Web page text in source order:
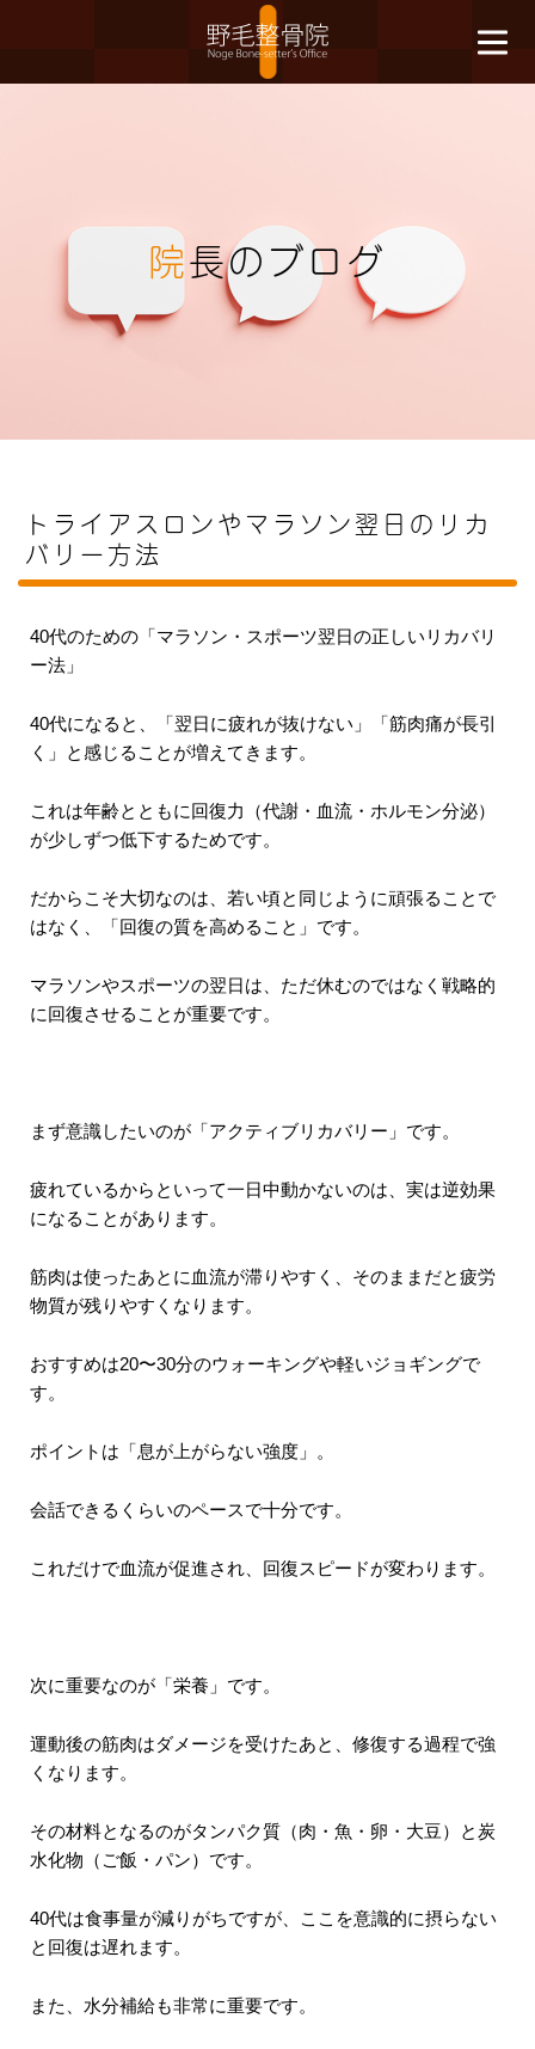
院長のブログ
トライアスロンやマラソン翌日のリカ
バリー方法
40代のための「マラソン・スポーツ翌日の正しいリカバリ
ー法」
40代になると、「翌日に疲れが抜けない」「筋肉痛が長引
く」と感じることが増えてきます。
これは年齢とともに回復力（代謝・血流・ホルモン分泌）
が少しずつ低下するためです。
だからこそ大切なのは、若い頃と同じように頑張ることで
はなく、「回復の質を高めること」です。
マラソンやスポーツの翌日は、ただ休むのではなく戦略的
に回復させることが重要です。
まず意識したいのが「アクティブリカバリー」です。
疲れているからといって一日中動かないのは、実は逆効果
になることがあります。
筋肉は使ったあとに血流が滞りやすく、そのままだと疲労
物質が残りやすくなります。
おすすめは20〜30分のウォーキングや軽いジョギングで
す。
ポイントは「息が上がらない強度」。
会話できるくらいのペースで十分です。
これだけで血流が促進され、回復スピードが変わります。
次に重要なのが「栄養」です。
運動後の筋肉はダメージを受けたあと、修復する過程で強
くなります。
その材料となるのがタンパク質（肉・魚・卵・大豆）と炭
水化物（ご飯・パン）です。
40代は食事量が減りがちですが、ここを意識的に摂らない
と回復は遅れます。
また、水分補給も非常に重要です。